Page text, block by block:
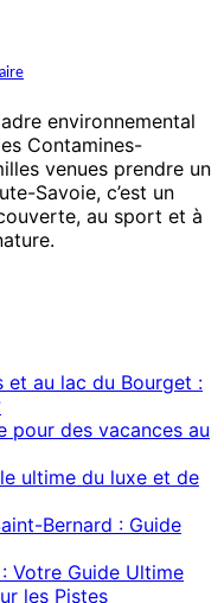
environnemental
Contamines-
venues prendre un
Savoie, c’est un
au sport et à
et au lac du Bourget :
pour des vacances au
ultime du luxe et de
Bernard : Guide
Votre Guide Ultime
les Pistes